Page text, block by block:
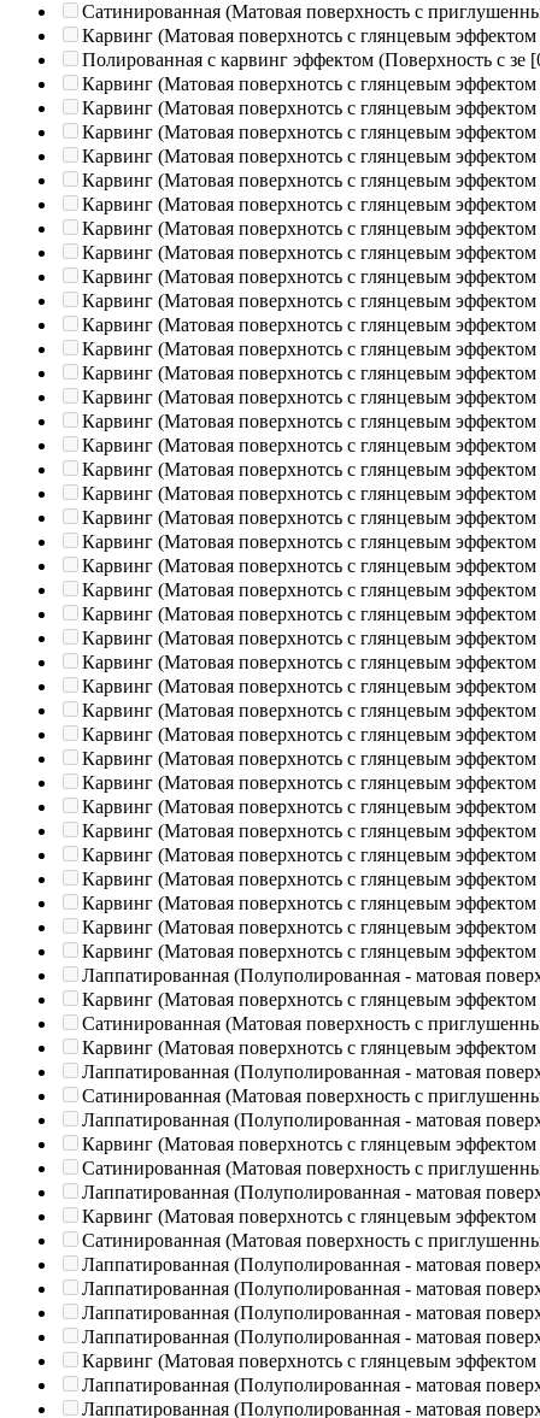
Сатинированная (Матовая поверхность с
Карвинг (Матовая поверхнотсь с глянцевым эффектом
Полированная c карвинг эффектом (Поверхность с зе
Карвинг (Матовая поверхнотсь с глянцевым эффектом
Карвинг (Матовая поверхнотсь с глянцевым эффектом
Карвинг (Матовая поверхнотсь с глянцевым эффектом
Карвинг (Матовая поверхнотсь с глянцевым эффектом
Карвинг (Матовая поверхнотсь с глянцевым эффектом
Карвинг (Матовая поверхнотсь с глянцевым эффектом
Карвинг (Матовая поверхнотсь с глянцевым эффектом
Карвинг (Матовая поверхнотсь с глянцевым эффектом
Карвинг (Матовая поверхнотсь с глянцевым эффектом
Карвинг (Матовая поверхнотсь с глянцевым эффектом
Карвинг (Матовая поверхнотсь с глянцевым эффектом
Карвинг (Матовая поверхнотсь с глянцевым эффектом
Карвинг (Матовая поверхнотсь с глянцевым эффектом
Карвинг (Матовая поверхнотсь с глянцевым эффектом
Карвинг (Матовая поверхнотсь с глянцевым эффектом
Карвинг (Матовая поверхнотсь с глянцевым эффектом
Карвинг (Матовая поверхнотсь с глянцевым эффектом
Карвинг (Матовая поверхнотсь с глянцевым эффектом
Карвинг (Матовая поверхнотсь с глянцевым эффектом
Карвинг (Матовая поверхнотсь с глянцевым эффектом
Карвинг (Матовая поверхнотсь с глянцевым эффектом
Карвинг (Матовая поверхнотсь с глянцевым эффектом
Карвинг (Матовая поверхнотсь с глянцевым эффектом
Карвинг (Матовая поверхнотсь с глянцевым эффектом
Карвинг (Матовая поверхнотсь с глянцевым эффектом
Карвинг (Матовая поверхнотсь с глянцевым эффектом
Карвинг (Матовая поверхнотсь с глянцевым эффектом
Карвинг (Матовая поверхнотсь с глянцевым эффектом
Карвинг (Матовая поверхнотсь с глянцевым эффектом
Карвинг (Матовая поверхнотсь с глянцевым эффектом
Карвинг (Матовая поверхнотсь с глянцевым эффектом
Карвинг (Матовая поверхнотсь с глянцевым эффектом
Карвинг (Матовая поверхнотсь с глянцевым эффектом
Карвинг (Матовая поверхнотсь с глянцевым эффектом
Карвинг (Матовая поверхнотсь с глянцевым эффектом
Карвинг (Матовая поверхнотсь с глянцевым эффектом
Карвинг (Матовая поверхнотсь с глянцевым эффектом
Лаппатированная (Полуполированная - матовая
Карвинг (Матовая поверхнотсь с глянцевым эффектом
Сатинированная (Матовая поверхность с
Карвинг (Матовая поверхнотсь с глянцевым эффектом
Лаппатированная (Полуполированная - матовая
Сатинированная (Матовая поверхность с
Лаппатированная (Полуполированная - матовая
Карвинг (Матовая поверхнотсь с глянцевым эффектом
Сатинированная (Матовая поверхность с
Лаппатированная (Полуполированная - матовая
Карвинг (Матовая поверхнотсь с глянцевым эффектом
Сатинированная (Матовая поверхность с
Лаппатированная (Полуполированная - матовая
Лаппатированная (Полуполированная - матовая
Лаппатированная (Полуполированная - матовая
Лаппатированная (Полуполированная - матовая
Карвинг (Матовая поверхнотсь с глянцевым эффектом
Лаппатированная (Полуполированная - матовая
Лаппатированная (Полуполированная - матовая